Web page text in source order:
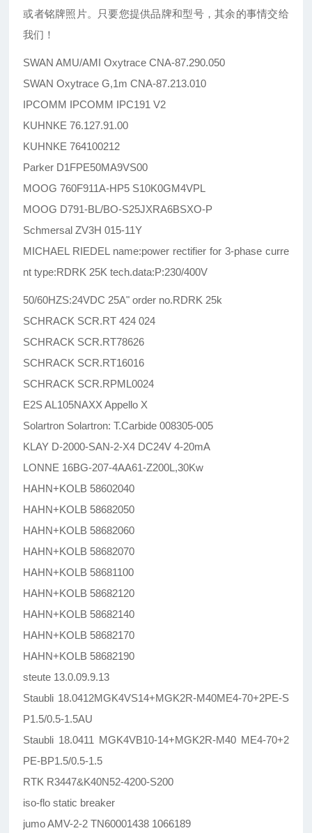
或者铭牌照片。只要您提供品牌和型号，其余的事情交给
我们！
SWAN AMU/AMI Oxytrace CNA-87.290.050
SWAN Oxytrace G,1m CNA-87.213.010
IPCOMM IPCOMM IPC191 V2
KUHNKE 76.127.91.00
KUHNKE 764100212
Parker D1FPE50MA9VS00
MOOG 760F911A-HP5 S10K0GM4VPL
MOOG D791-BL/BO-S25JXRA6BSXO-P
Schmersal ZV3H 015-11Y
MICHAEL RIEDEL name:power rectifier for 3-phase curre
nt type:RDRK 25K tech.data:P:230/400V
50/60HZS:24VDC 25A" order no.RDRK 25k
SCHRACK SCR.RT 424 024
SCHRACK SCR.RT78626
SCHRACK SCR.RT16016
SCHRACK SCR.RPML0024
E2S AL105NAXX Appello X
Solartron Solartron: T.Carbide 008305-005
KLAY D-2000-SAN-2-X4 DC24V 4-20mA
LONNE 16BG-207-4AA61-Z200L,30Kw
HAHN+KOLB 58602040
HAHN+KOLB 58682050
HAHN+KOLB 58682060
HAHN+KOLB 58682070
HAHN+KOLB 58681100
HAHN+KOLB 58682120
HAHN+KOLB 58682140
HAHN+KOLB 58682170
HAHN+KOLB 58682190
steute 13.0.09.9.13
Staubli 18.0412MGK4VS14+MGK2R-M40ME4-70+2PE-S
P1.5/0.5-1.5AU
Staubli 18.0411 MGK4VB10-14+MGK2R-M40 ME4-70+2
PE-BP1.5/0.5-1.5
RTK R3447&K40N52-4200-S200
iso-flo static breaker
jumo AMV-2-2 TN60001438 1066189